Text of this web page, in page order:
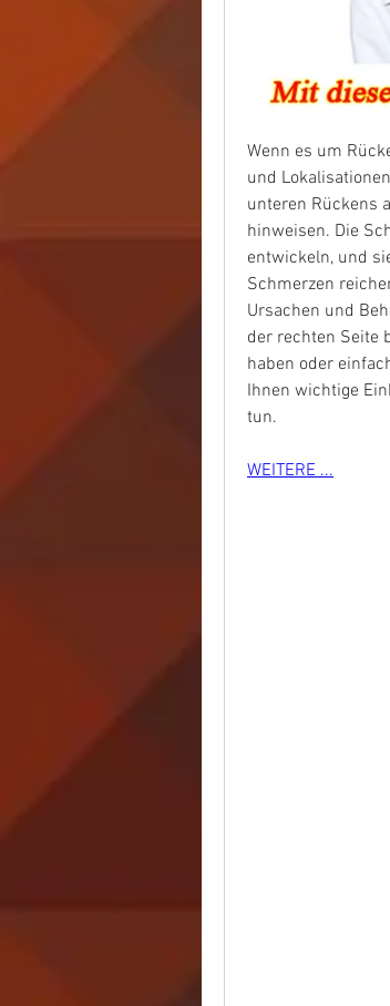
Wenn es um
und
unteren Rückens
hinweisen. Die
entwickeln, und
Schmerzen
Ursachen und
der rechten Seite
haben oder
Ihnen wichtige
tun.
WEITERE ...